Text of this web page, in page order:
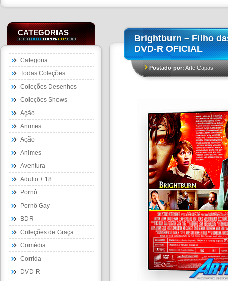
CATEGORIAS
Categoria
Todas Coleções
Coleções Desenhos
Coleções Shows
Ação
Animes
Ação
Animes
Aventura
Adulto + 18
Pornô
Pornô Gay
BDR
Coleções de Graça
Comédia
Corrida
DVD-R
Brightburn – Filho
DVD-R OFICIAL
Postado por:Arte Capas